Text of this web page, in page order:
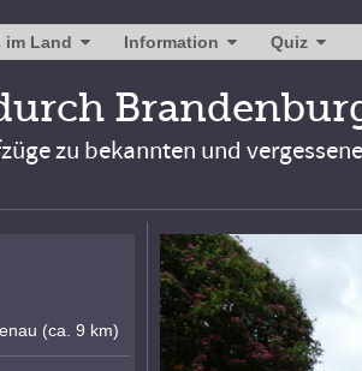
im Land Information Quiz
zu bekannten und
(ca. 9 km)